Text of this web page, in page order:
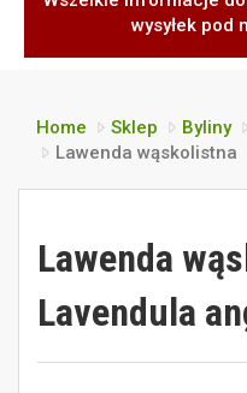
wysyłek pod
Home Sklep Byliny
Lawenda wąskolistna
Lawenda
Lavendula